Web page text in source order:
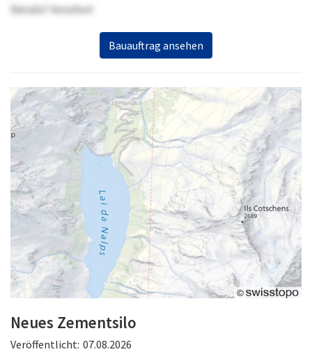
Details? Anrufen!
Bauauftrag ansehen
Neues Zementsilo
Veröffentlicht: 07.08.2026